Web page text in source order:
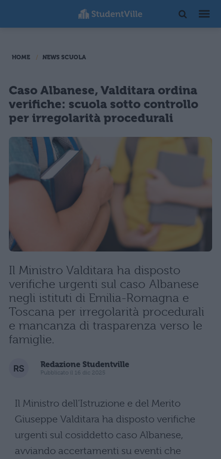
HOME NEWS SCUOLA
Caso Albanese, Valditara ordina
verifiche: scuola sotto controllo
per irregolarità procedurali
Il Ministro Valditara ha disposto
verifiche urgenti sul caso Albanese
negli istituti di Emilia-Romagna e
Toscana per irregolarità procedurali
e mancanza di trasparenza verso le
famiglie.
Redazione Studentville
Pubblicato il 16 dic 2025
Il Ministro dell’Istruzione e del Merito
Giuseppe Valditara ha disposto verifiche
urgenti sul cosiddetto caso Albanese,
avviando accertamenti su eventi che